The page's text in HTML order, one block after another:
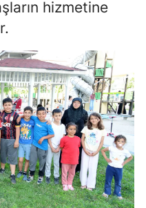
Tokat
Trabzon
Tunceli
Şanlıurfa
Uşak
Van
hizmetine